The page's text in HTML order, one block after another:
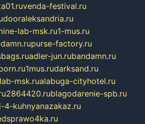
venda-festival.ru
dooraleksandria.ru
lab-msk.ru1-mus.ru
purse-factory.ru
adler-jun.rubandamn.ru
1mus.rudarksand.ru
msk.rualabuga-cityhotel.ru
2864420.rublagodarenie-spb.ru
4-kuhnyanazakaz.ru